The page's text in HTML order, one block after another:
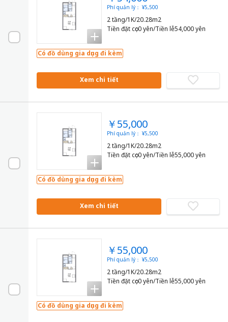
Phí quản lý： ¥5,500
2 tầng/1K/20.28m2
Tiền đặt cọc0 yên/Tiền lễ54,000 yên
Có đồ dùng gia dụng đi kèm
Xem chi tiết
￥55,000
Phí quản lý： ¥5,500
2 tầng/1K/20.28m2
Tiền đặt cọc0 yên/Tiền lễ55,000 yên
Có đồ dùng gia dụng đi kèm
Xem chi tiết
￥55,000
Phí quản lý： ¥5,500
2 tầng/1K/20.28m2
Tiền đặt cọc0 yên/Tiền lễ55,000 yên
Có đồ dùng gia dụng đi kèm